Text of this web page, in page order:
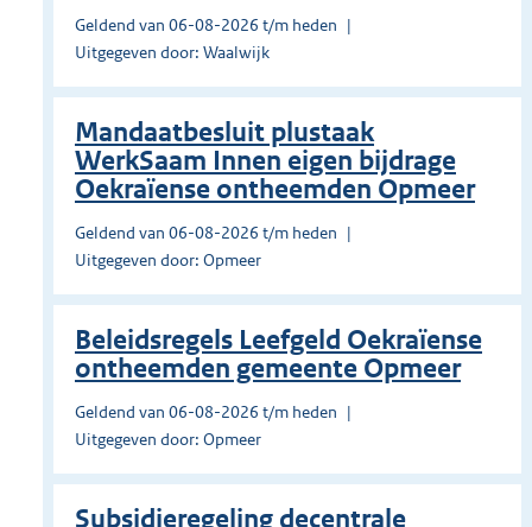
Geldend van 06-08-2026 t/m heden
Uitgegeven door: Waalwijk
Mandaatbesluit plustaak
WerkSaam Innen eigen bijdrage
Oekraïense ontheemden Opmeer
Geldend van 06-08-2026 t/m heden
Uitgegeven door: Opmeer
Beleidsregels Leefgeld Oekraïense
ontheemden gemeente Opmeer
Geldend van 06-08-2026 t/m heden
Uitgegeven door: Opmeer
Subsidieregeling decentrale